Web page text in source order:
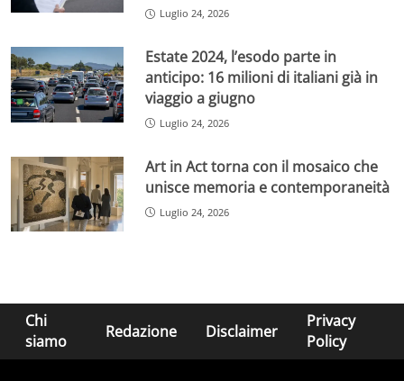
Luglio 24, 2026
Estate 2024, l’esodo parte in
anticipo: 16 milioni di italiani già in
viaggio a giugno
Luglio 24, 2026
Art in Act torna con il mosaico che
unisce memoria e contemporaneità
Luglio 24, 2026
Chi
siamo
Redazione Disclaimer
Privacy
Policy